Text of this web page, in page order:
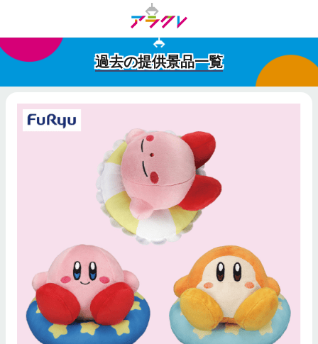
過去の提供景品一覧